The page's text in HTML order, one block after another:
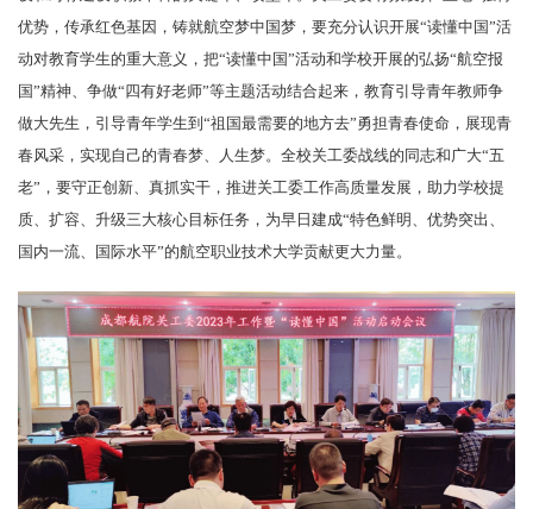
优势，传承红色基因，铸就航空梦中国梦，要充分认识开展“读懂中国”活
动对教育学生的重大意义，把“读懂中国”活动和学校开展的弘扬“航空报
国”精神、争做“四有好老师”等主题活动结合起来，教育引导青年教师争
做大先生，引导青年学生到“祖国最需要的地方去”勇担青春使命，展现青
春风采，实现自己的青春梦、人生梦。全校关工委战线的同志和广大“五
老”，要守正创新、真抓实干，推进关工委工作高质量发展，助力学校提
质、扩容、升级三大核心目标任务，为早日建成“特色鲜明、优势突出、
国内一流、国际水平”的航空职业技术大学贡献更大力量。